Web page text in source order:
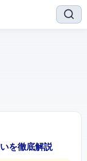
の違いを徹底解説